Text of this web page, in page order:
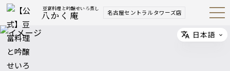
豆富料理と吟醸せいろ蒸し
八かく庵 名古屋セントラルタワーズ店 Open
Navig
Select
日本語